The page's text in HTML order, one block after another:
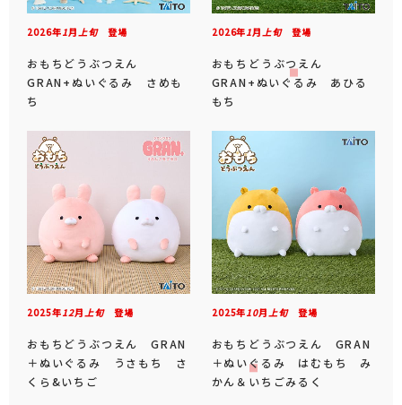
2026年1月上旬登場
おもちどうぶつえん
GRAN+ぬいぐるみ さめも
ち
2026年1月上旬登場
おもちどうぶつえん
GRAN+ぬいぐるみ あひる
もち
2025年12月上旬登場
おもちどうぶつえん GRAN
＋ぬいぐるみ うさもち さ
くら&いちご
2025年10月上旬登場
おもちどうぶつえん GRAN
＋ぬいぐるみ はむもち み
かん＆いちごみるく